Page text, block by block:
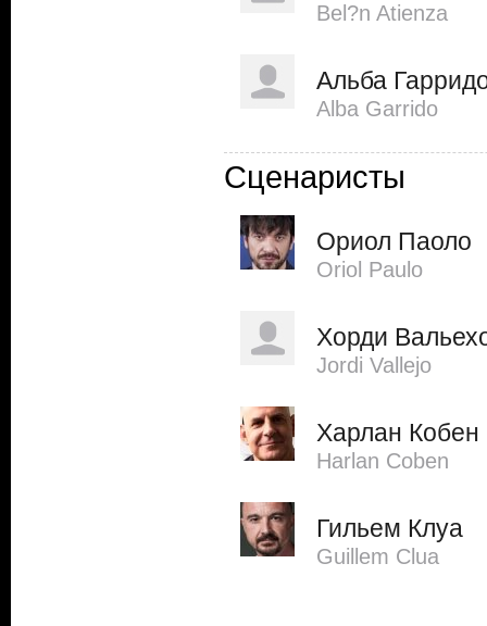
Bel?n Atienza
Альба
Alba Garrido
Сценаристы
Ориол Паоло
Oriol Paulo
Хорди
Jordi Vallejo
Харлан Кобен
Harlan Coben
Гильем Клуа
Guillem Clua